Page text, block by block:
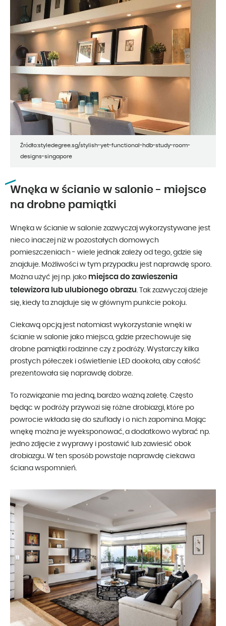
Źródło:styledegree.sg/stylish-yet-functional-hdb-study-room-
designs-singapore
Wnęka w ścianie w salonie - miejsce
na drobne pamiątki
Wnęka w ścianie w salonie zazwyczaj wykorzystywane jest
nieco inaczej niż w pozostałych domowych
pomieszczeniach - wiele jednak zależy od tego, gdzie się
znajduje. Możliwości w tym przypadku jest naprawdę sporo.
Można użyć jej np. jako miejsca do zawieszenia
telewizora lub ulubionego obrazu. Tak zazwyczaj dzieje
się, kiedy ta znajduje się w głównym punkcie pokoju.
Ciekawą opcją jest natomiast wykorzystanie wnęki w
ścianie w salonie jako miejsca, gdzie przechowuje się
drobne pamiątki rodzinne czy z podróży. Wystarczy kilka
prostych półeczek i oświetlenie LED dookoła, aby całość
prezentowała się naprawdę dobrze.
To rozwiązanie ma jedną, bardzo ważną zaletę. Często
będąc w podróży przywozi się różne drobiazgi, które po
powrocie wkłada się do szuflady i o nich zapomina. Mając
wnękę można je wyeksponować, a dodatkowo wybrać np.
jedno zdjęcie z wyprawy i postawić lub zawiesić obok
drobiazgu. W ten sposób powstaje naprawdę ciekawa
ściana wspomnień.